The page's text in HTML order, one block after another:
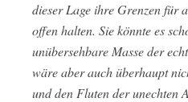
dieser Lage ihre Grenzen für
offen halten. Sie könnte es
unübersehbare Masse der
wäre aber auch überhaupt
und den Fluten der unechten